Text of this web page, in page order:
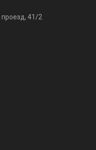
41/2